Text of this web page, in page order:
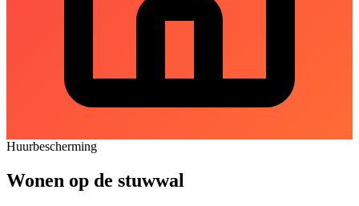
Huurbescherming
Wonen op de stuwwal